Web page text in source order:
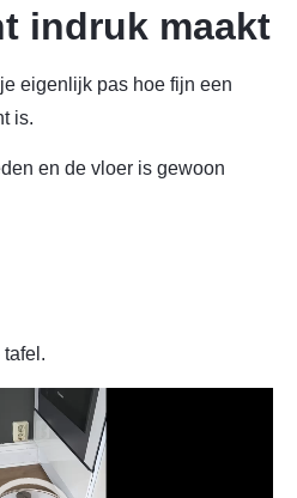
indruk maakt
eigenlijk pas hoe fijn een
is.
en de vloer is gewoon